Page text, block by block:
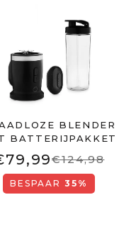
BLENDER
BATTERIJPAKKET
€124,98
BESPAAR 35%